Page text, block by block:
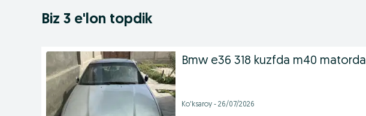
Biz 3 e'lon topdik
Bmw e36 318 kuzfda m40 matorda
Ko'ksaroy - 26/07/2026